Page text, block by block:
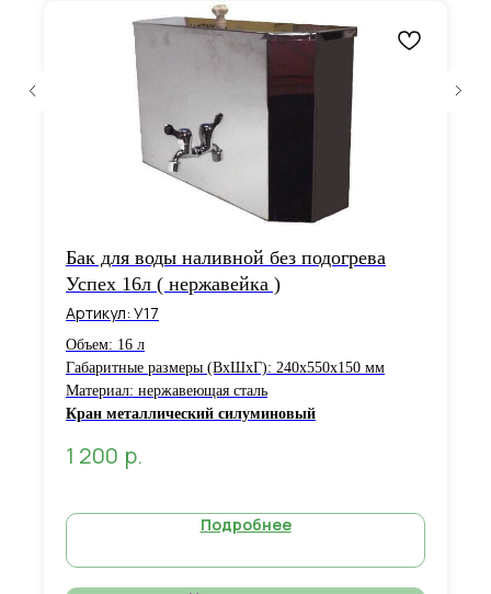
Бак для воды наливной без подогрева
Успех 16л ( нержавейка )
Артикул: У17
Объем: 16 л
Габаритные размеры (ВхШхГ): 240х550х150 мм
Материал: нержавеющая сталь
Кран металлический силуминовый
1 200 р.
Подробнее